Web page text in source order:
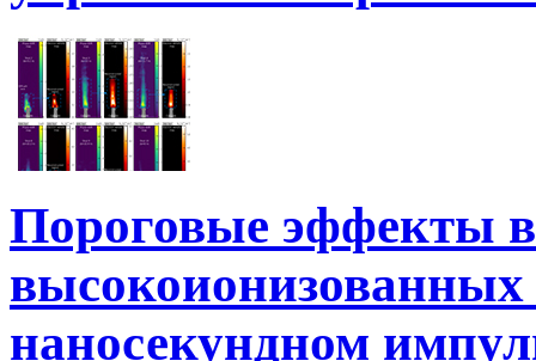
Пороговые эффекты
наносекундном